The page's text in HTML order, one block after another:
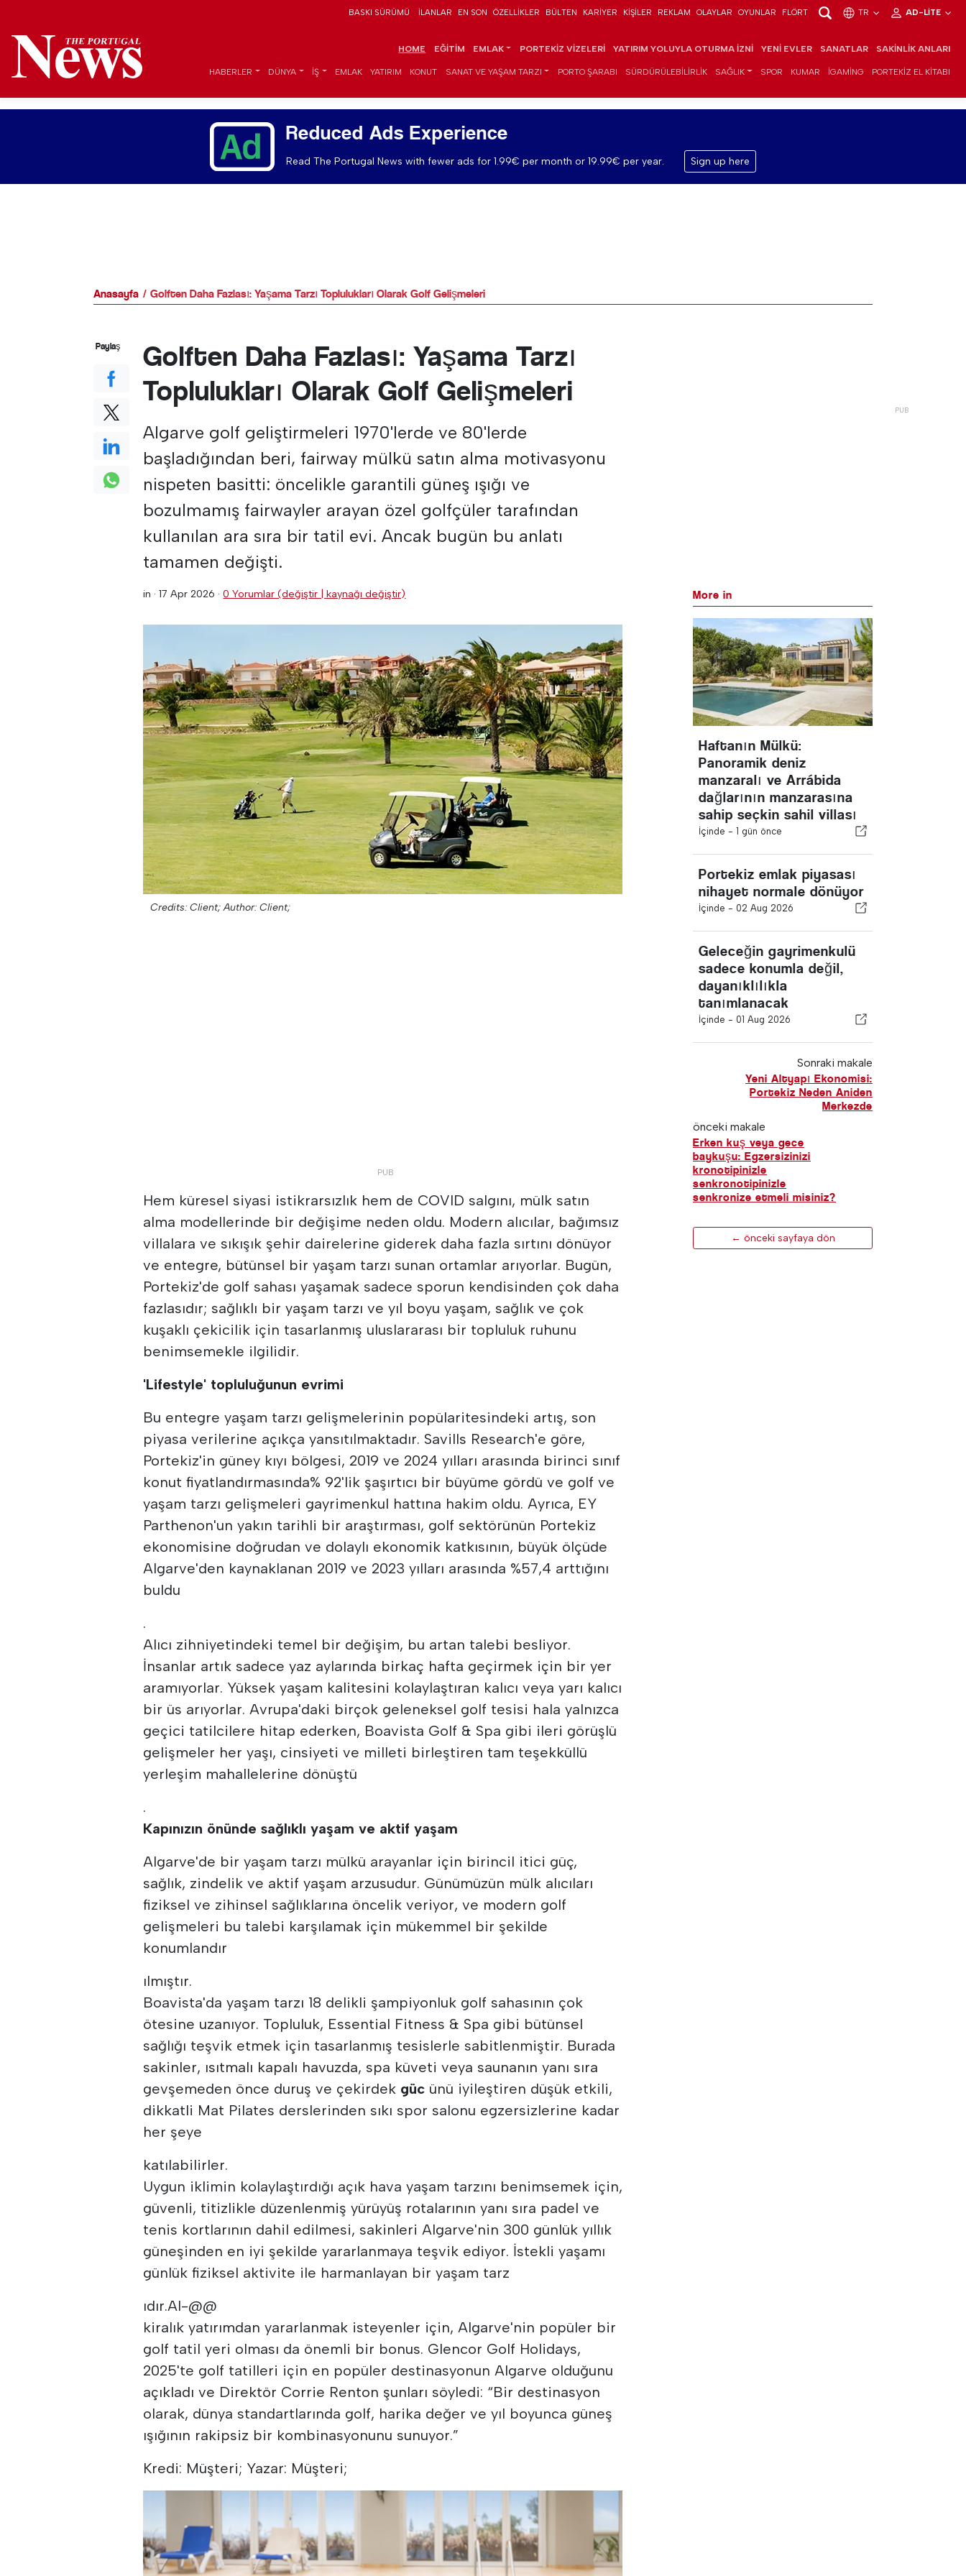
BASKI SÜRÜMÜ İLANLAR EN SON ÖZELLIKLER BÜLTEN KARIYER KIŞILER REKLAM OLAYLAR OYUNLAR FLÖRT TR AD-LITE
HOME EĞITIM EMLAK PORTEKIZ VIZELERI YATIRIM YOLUYLA OTURMA İZNI YENI EVLER SANATLAR SAKINLIK ANLARI
HABERLER DÜNYA İŞ EMLAK YATIRIM KONUT SANAT VE YAŞAM TARZI PORTO ŞARABI SÜRDÜRÜLEBILIRLIK SAĞLIK SPOR KUMAR IGAMING PORTEKIZ EL KITABI
Reduced Ads Experience
Read The Portugal News with fewer ads for 1.99€ per month or 19.99€ per year. Sign up here
Anasayfa Golften Daha Fazlası: Yaşama Tarzı Toplulukları Olarak Golf Gelişmeleri
Golften Daha Fazlası: Yaşama Tarzı
Toplulukları Olarak Golf Gelişmeleri
Algarve golf geliştirmeleri 1970'lerde ve 80'lerde
başladığından beri, fairway mülkü satın alma motivasyonu
nispeten basitti: öncelikle garantili güneş ışığı ve
bozulmamış fairwayler arayan özel golfçüler tarafından
kullanılan ara sıra bir tatil evi. Ancak bugün bu anlatı
tamamen değişti.
in ·17 Apr 2026 ·0 Yorumlar (değiştir | kaynağı değiştir)
Credits: Client; Author: Client;
Hem küresel siyasi istikrarsızlık hem de COVID salgını, mülk satın
alma modellerinde bir değişime neden oldu. Modern alıcılar, bağımsız
villalara ve sıkışık şehir dairelerine giderek daha fazla sırtını dönüyor
ve entegre, bütünsel bir yaşam tarzı sunan ortamlar arıyorlar. Bugün,
Portekiz'de golf sahası yaşamak sadece sporun kendisinden çok daha
fazlasıdır; sağlıklı bir yaşam tarzı ve yıl boyu yaşam, sağlık ve çok
kuşaklı çekicilik için tasarlanmış uluslararası bir topluluk ruhunu
benimsemekle ilgilidir.
'Lifestyle' topluluğunun evrimi
Bu entegre yaşam tarzı gelişmelerinin popülaritesindeki artış, son
piyasa verilerine açıkça yansıtılmaktadır. Savills Research'e göre,
Portekiz'in güney kıyı bölgesi, 2019 ve 2024 yılları arasında birinci sınıf
konut fiyatlandırmasında% 92'lik şaşırtıcı bir büyüme gördü ve golf ve
yaşam tarzı gelişmeleri gayrimenkul hattına hakim oldu. Ayrıca, EY
Parthenon'un yakın tarihli bir araştırması, golf sektörünün Portekiz
ekonomisine doğrudan ve dolaylı ekonomik katkısının, büyük ölçüde
Algarve'den kaynaklanan 2019 ve 2023 yılları arasında %57,4 arttığını
buldu
.
Alıcı zihniyetindeki temel bir değişim, bu artan talebi besliyor.
İnsanlar artık sadece yaz aylarında birkaç hafta geçirmek için bir yer
aramıyorlar. Yüksek yaşam kalitesini kolaylaştıran kalıcı veya yarı kalıcı
bir üs arıyorlar. Avrupa'daki birçok geleneksel golf tesisi hala yalnızca
geçici tatilcilere hitap ederken, Boavista Golf & Spa gibi ileri görüşlü
gelişmeler her yaşı, cinsiyeti ve milleti birleştiren tam teşekküllü
yerleşim mahallelerine dönüştü
.
Kapınızın önünde sağlıklı yaşam ve aktif yaşam
Algarve'de bir yaşam tarzı mülkü arayanlar için birincil itici güç,
sağlık, zindelik ve aktif yaşam arzusudur. Günümüzün mülk alıcıları
fiziksel ve zihinsel sağlıklarına öncelik veriyor, ve modern golf
gelişmeleri bu talebi karşılamak için mükemmel bir şekilde
konumlandır
ılmıştır.
Boavista'da yaşam tarzı 18 delikli şampiyonluk golf sahasının çok
ötesine uzanıyor. Topluluk, Essential Fitness & Spa gibi bütünsel
sağlığı teşvik etmek için tasarlanmış tesislerle sabitlenmiştir. Burada
sakinler, ısıtmalı kapalı havuzda, spa küveti veya saunanın yanı sıra
gevşemeden önce duruş ve çekirdek güc ünü iyileştiren düşük etkili,
dikkatli Mat Pilates derslerinden sıkı spor salonu egzersizlerine kadar
her şeye
katılabilirler.
Uygun iklimin kolaylaştırdığı açık hava yaşam tarzını benimsemek için,
güvenli, titizlikle düzenlenmiş yürüyüş rotalarının yanı sıra padel ve
tenis kortlarının dahil edilmesi, sakinleri Algarve'nin 300 günlük yıllık
güneşinden en iyi şekilde yararlanmaya teşvik ediyor. İstekli yaşamı
günlük fiziksel aktivite ile harmanlayan bir yaşam tarz
ıdır.Al-@@
kiralık yatırımdan yararlanmak isteyenler için, Algarve'nin popüler bir
golf tatil yeri olması da önemli bir bonus. Glencor Golf Holidays,
2025'te golf tatilleri için en popüler destinasyonun Algarve olduğunu
açıkladı ve Direktör Corrie Renton şunları söyledi: “Bir destinasyon
olarak, dünya standartlarında golf, harika değer ve yıl boyunca güneş
ışığının rakipsiz bir kombinasyonunu sunuyor.”
Kredi: Müşteri; Yazar: Müşteri;
Paylaş
More in
Haftanın Mülkü:
Panoramik deniz
manzaralı ve Arrábida
dağlarının manzarasına
sahip seçkin sahil villası
İçinde - 1 gün önce
Portekiz emlak piyasası
nihayet normale dönüyor
İçinde - 02 Aug 2026
Geleceğin gayrimenkulü
sadece konumla değil,
dayanıklılıkla
tanımlanacak
İçinde - 01 Aug 2026
Sonraki makale
Yeni Altyapı Ekonomisi:
Portekiz Neden Aniden
Merkezde
önceki makale
Erken kuş veya gece
baykuşu: Egzersizinizi
kronotipinizle
senkronotipinizle
senkronize etmeli misiniz?
← önceki sayfaya dön